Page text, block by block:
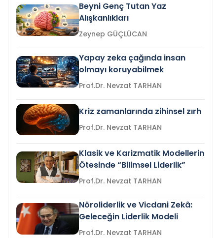
Beyni Genç Tutan Yaz
Alışkanlıkları
Zeynep GÜÇLÜCAN
Yapay zeka çağında insan
olmayı koruyabilmek
Prof.Dr. Nevzat TARHAN
Kriz zamanlarında zihinsel zırh
Prof.Dr. Nevzat TARHAN
Klasik ve Karizmatik Modellerin
Ötesinde “Bilimsel Liderlik”
Prof.Dr. Nevzat TARHAN
Nöroliderlik ve Vicdani Zekâ:
Geleceğin Liderlik Modeli
Prof.Dr. Nevzat TARHAN